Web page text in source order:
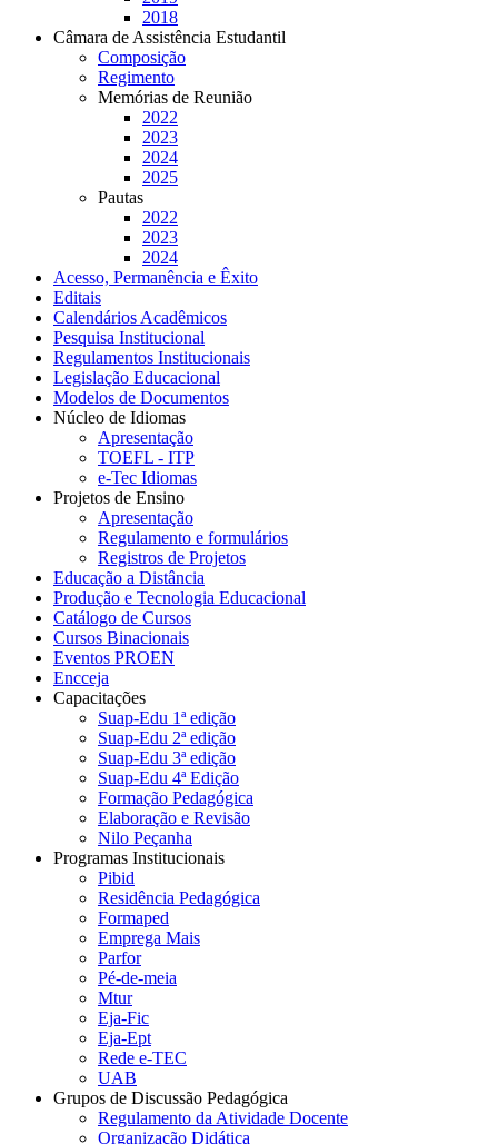
2018
Câmara de Assistência Estudantil
Composição
Regimento
Memórias de Reunião
2022
2023
2024
2025
Pautas
2022
2023
2024
Acesso, Permanência e Êxito
Editais
Calendários Acadêmicos
Pesquisa Institucional
Regulamentos Institucionais
Legislação Educacional
Modelos de Documentos
Núcleo de Idiomas
Apresentação
TOEFL - ITP
e-Tec Idiomas
Projetos de Ensino
Apresentação
Regulamento e formulários
Registros de Projetos
Educação a Distância
Produção e Tecnologia Educacional
Catálogo de Cursos
Cursos Binacionais
Eventos PROEN
Encceja
Capacitações
Suap-Edu 1ª edição
Suap-Edu 2ª edição
Suap-Edu 3ª edição
Suap-Edu 4ª Edição
Formação Pedagógica
Elaboração e Revisão
Nilo Peçanha
Programas Institucionais
Pibid
Residência Pedagógica
Formaped
Emprega Mais
Parfor
Pé-de-meia
Mtur
Eja-Fic
Eja-Ept
Rede e-TEC
UAB
Grupos de Discussão Pedagógica
Regulamento da Atividade Docente
Organização Didática